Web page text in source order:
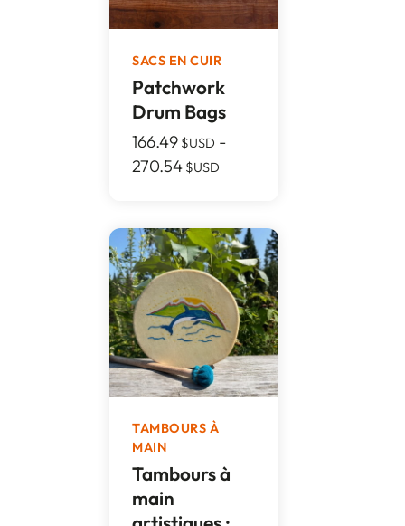
SACS EN CUIR
Patchwork
Drum Bags
166.49 $USD -
270.54 $USD
TAMBOURS À
MAIN
Tambours à
main